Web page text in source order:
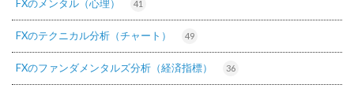
FXのメンタル（心理） 41
FXのテクニカル分析（チャート） 49
FXのファンダメンタルズ分析（経済指標） 36